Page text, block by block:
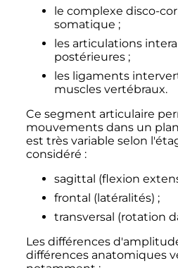
le complexe disco-
somatique ;
les articulations
postérieures ;
les ligaments
muscles vertébraux.
Ce segment articulaire
mouvements dans un
est très variable selon
considéré :
sagittal (flexion
frontal (latéralités) ;
transversal (rotation
Les différences
différences anatomiques